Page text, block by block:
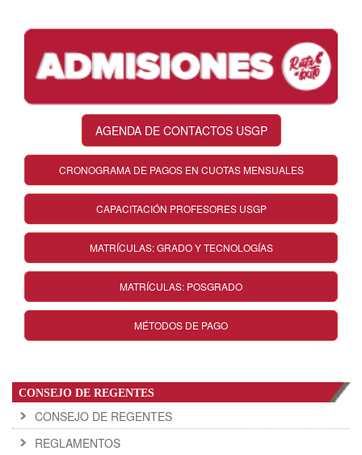
AGENDA DE CONTACTOS USGP
CRONOGRAMA DE PAGOS EN CUOTAS MENSUALES
CAPACITACIÓN PROFESORES USGP
MATRÍCULAS: GRADO Y TECNOLOGÍAS
MATRÍCULAS: POSGRADO
MÉTODOS DE PAGO
CONSEJO DE REGENTES
CONSEJO DE REGENTES
REGLAMENTOS